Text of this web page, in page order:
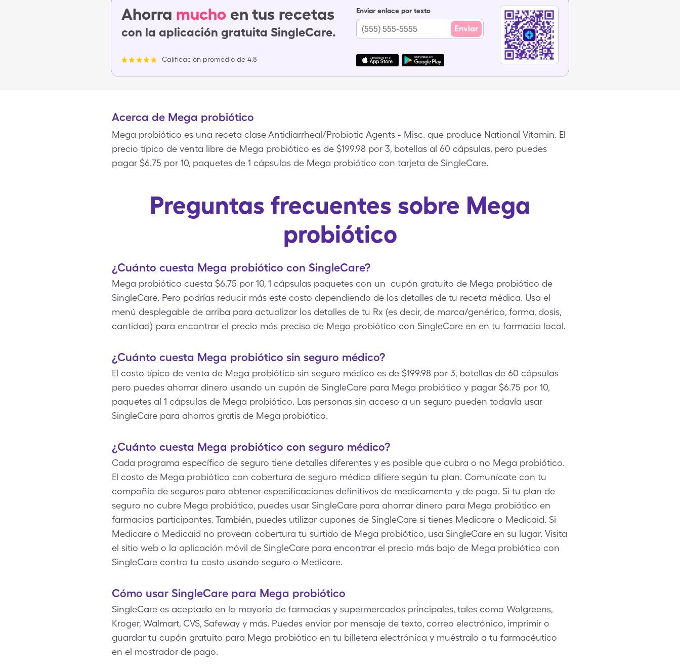
Ahorra mucho en tus recetas
con la aplicación gratuita SingleCare.
Calificación promedio de 4.8
Enviar enlace por texto
Enviar
Acerca de Mega probiótico
Mega probiótico es una receta clase Antidiarrheal/Probiotic Agents - Misc. que produce National Vitamin. El
precio típico de venta libre de Mega probiótico es de $199.98 por 3, botellas al 60 cápsulas, pero puedes
pagar $6.75 por 10, paquetes de 1 cápsulas de Mega probiótico con tarjeta de SingleCare.
Preguntas frecuentes sobre Mega
probiótico
¿Cuánto cuesta Mega probiótico con SingleCare?
Mega probiótico cuesta $6.75 por 10, 1 cápsulas paquetes con un cupón gratuito de Mega probiótico de
SingleCare. Pero podrías reducir más este costo dependiendo de los detalles de tu receta médica. Usa el
menú desplegable de arriba para actualizar los detalles de tu Rx (es decir, de marca/genérico, forma, dosis,
cantidad) para encontrar el precio más preciso de Mega probiótico con SingleCare en en tu farmacia local.
¿Cuánto cuesta Mega probiótico sin seguro médico?
El costo típico de venta de Mega probiótico sin seguro médico es de $199.98 por 3, botellas de 60 cápsulas
pero puedes ahorrar dinero usando un cupón de SingleCare para Mega probiótico y pagar $6.75 por 10,
paquetes al 1 cápsulas de Mega probiótico. Las personas sin acceso a un seguro pueden todavía usar
SingleCare para ahorros gratis de Mega probiótico.
¿Cuánto cuesta Mega probiótico con seguro médico?
Cada programa específico de seguro tiene detalles diferentes y es posible que cubra o no Mega probiótico.
El costo de Mega probiótico con cobertura de seguro médico difiere según tu plan. Comunícate con tu
compañía de seguros para obtener especificaciones definitivos de medicamento y de pago. Si tu plan de
seguro no cubre Mega probiótico, puedes usar SingleCare para ahorrar dinero para Mega probiótico en
farmacias participantes. También, puedes utilizar cupones de SingleCare si tienes Medicare o Medicaid. Si
Medicare o Medicaid no provean cobertura tu surtido de Mega probiótico, usa SingleCare en su lugar. Visita
el sitio web o la aplicación móvil de SingleCare para encontrar el precio más bajo de Mega probiótico con
SingleCare contra tu costo usando seguro o Medicare.
Cómo usar SingleCare para Mega probiótico
SingleCare es aceptado en la mayoría de farmacias y supermercados principales, tales como Walgreens,
Kroger, Walmart, CVS, Safeway y más. Puedes enviar por mensaje de texto, correo electrónico, imprimir o
guardar tu cupón gratuito para Mega probiótico en tu billetera electrónica y muéstralo a tu farmacéutico
en el mostrador de pago.